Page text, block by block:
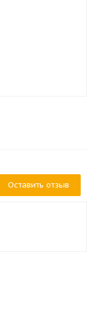
Оставить отзыв